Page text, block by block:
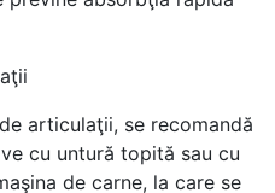
articulaţii, se recomandă
cu untură topită sau cu
de carne, la care se